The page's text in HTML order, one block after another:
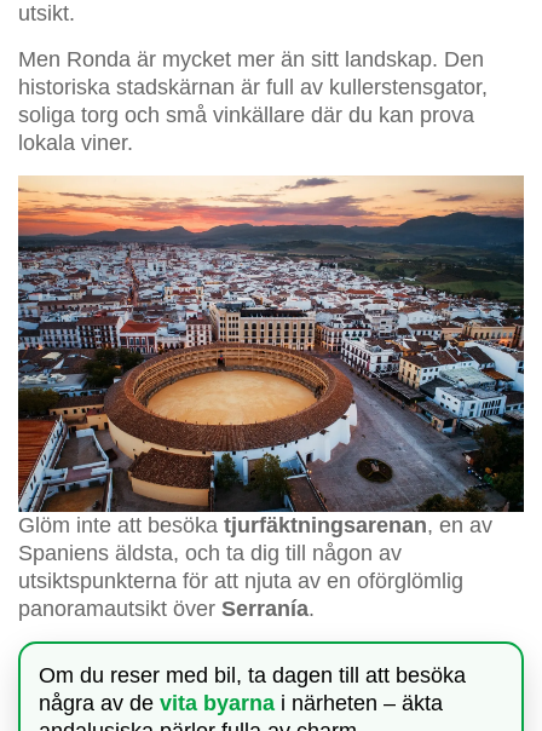
utsikt.
Men Ronda är mycket mer än sitt landskap. Den
historiska stadskärnan är full av kullerstensgator,
soliga torg och små vinkällare där du kan prova
lokala viner.
Glöm inte att besöka tjurfäktningsarenan, en av
Spaniens äldsta, och ta dig till någon av
utsiktspunkterna för att njuta av en oförglömlig
panoramautsikt över Serranía.
Om du reser med bil, ta dagen till att besöka
några av de vita byarna i närheten – äkta